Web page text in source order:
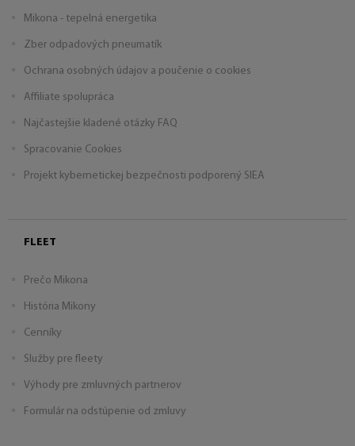
Mikona - tepelná energetika
Zber odpadových pneumatík
Ochrana osobných údajov a poučenie o cookies
Affiliate spolupráca
Najčastejšie kladené otázky FAQ
Spracovanie Cookies
Projekt kybernetickej bezpečnosti podporený SIEA
FLEET
Prečo Mikona
História Mikony
Cenníky
Služby pre fleety
Výhody pre zmluvných partnerov
Formulár na odstúpenie od zmluvy